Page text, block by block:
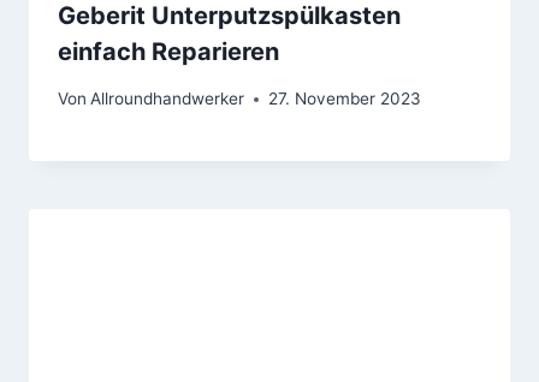
Geberit Unterputzspülkasten
einfach Reparieren
Von Allroundhandwerker 27. November 2023